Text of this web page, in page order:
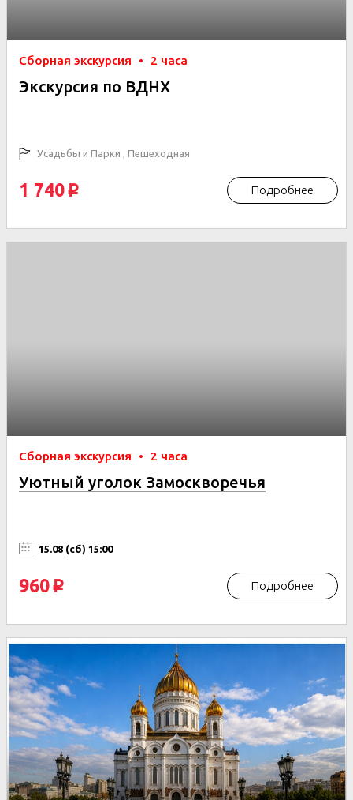
Сборная экскурсия • 2 часа
Экскурсия по ВДНХ
Усадьбы и Парки , Пешеходная
1 740 p Подробнее
Сборная экскурсия • 2 часа
Уютный уголок Замоскворечья
15.08 (сб) 15:00
960 p Подробнее